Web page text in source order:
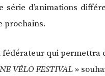
d’animations
prochains.
fédérateur qui permettra
VÉLO FESTIVAL»